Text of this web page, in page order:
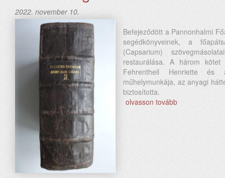
2022. november 10.
Befejeződött a Pannonhalmi
segédkönyveinek, a
(Capsarium)
restaurálása. A három kötet
Fehrentheil Henriette
műhelymunkája, az anyagi
biztosította.
olvasson tovább